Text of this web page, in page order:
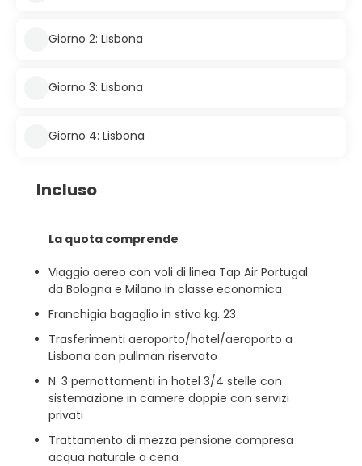
Giorno 2: Lisbona
Giorno 3: Lisbona
Giorno 4: Lisbona
Incluso
La quota comprende
Viaggio aereo con voli di linea Tap Air Portugal
da Bologna e Milano in classe economica
Franchigia bagaglio in stiva kg. 23
Trasferimenti aeroporto/hotel/aeroporto a
Lisbona con pullman riservato
N. 3 pernottamenti in hotel 3/4 stelle con
sistemazione in camere doppie con servizi
privati
Trattamento di mezza pensione compresa
acqua naturale a cena